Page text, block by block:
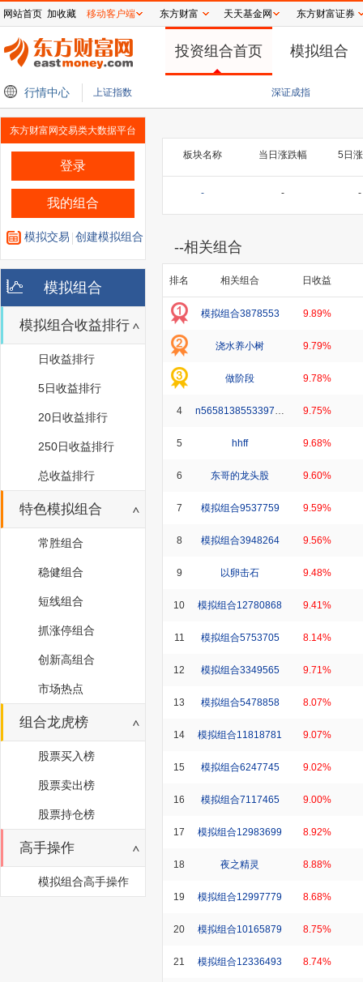
网站首页 加收藏 移动客户端 东方财富 天天基金网 东方财富证券
投资组合首页 模拟组合
行情中心 上证指数 深证成指
祺越7全球首发 医渡科技助力耳鸣耳聋中医专病数据集完成数据产权确权
东方财富网交易类大数据平台
登录
我的组合
模拟交易 创建模拟组合
模拟组合
模拟组合收益排行
日收益排行
5日收益排行
20日收益排行
250日收益排行
总收益排行
特色模拟组合
常胜组合
稳健组合
短线组合
抓涨停组合
创新高组合
市场热点
组合龙虎榜
股票买入榜
股票卖出榜
股票持仓榜
高手操作
模拟组合高手操作
板块名称 当日涨跌幅 5日
- - -
--相关组合
排名 相关组合 日收益
模拟组合3878553 9.89%
浇水养小树 9.79%
做阶段 9.78%
4 n565813855339716 9.75%
5 hhff 9.68%
6 东哥的龙头股 9.60%
7 模拟组合9537759 9.59%
8 模拟组合3948264 9.56%
9 以卵击石 9.48%
10 模拟组合12780868 9.41%
11 模拟组合5753705 8.14%
12 模拟组合3349565 9.71%
13 模拟组合5478858 8.07%
14 模拟组合11818781 9.07%
15 模拟组合6247745 9.02%
16 模拟组合7117465 9.00%
17 模拟组合12983699 8.92%
18 夜之精灵 8.88%
19 模拟组合12997779 8.68%
20 模拟组合10165879 8.75%
21 模拟组合12336493 8.74%